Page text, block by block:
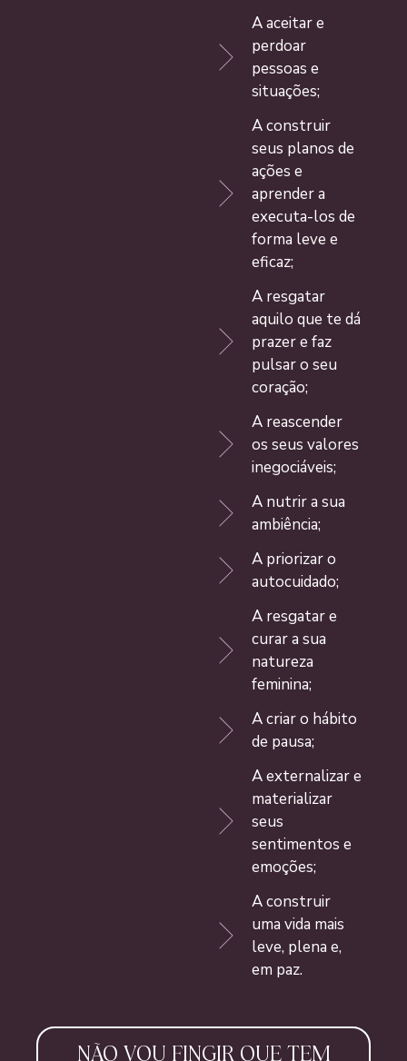
A aceitar e
perdoar
pessoas e
situações;
A construir
seus planos de
ações e
aprender a
executa-los de
forma leve e
eficaz;
A resgatar
aquilo que te dá
prazer e faz
pulsar o seu
coração;
A reascender
os seus valores
inegociáveis;
A nutrir a sua
ambiência;
A priorizar o
autocuidado;
A resgatar e
curar a sua
natureza
feminina;
A criar o hábito
de pausa;
A externalizar e
materializar
seus
sentimentos e
emoções;
A construir
uma vida mais
leve, plena e,
em paz.
NÃO VOU FINGIR QUE TEM